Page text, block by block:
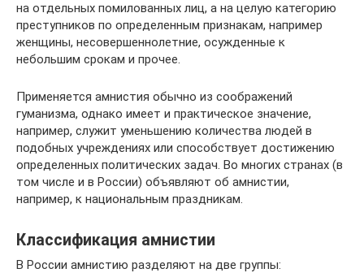
на отдельных помилованных лиц, а на целую категорию
преступников по определенным признакам, например
женщины, несовершеннолетние, осужденные к
небольшим срокам и прочее.
Применяется амнистия обычно из соображений
гуманизма, однако имеет и практическое значение,
например, служит уменьшению количества людей в
подобных учреждениях или способствует достижению
определенных политических задач. Во многих странах (в
том числе и в России) объявляют об амнистии,
например, к национальным праздникам.
Классификация амнистии
В России амнистию разделяют на две группы: